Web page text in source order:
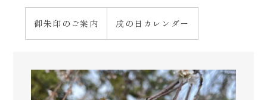
御朱印のご案内 戌の日カレンダー